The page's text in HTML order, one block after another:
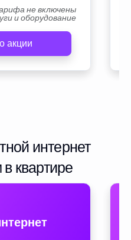
не включены
и оборудование
акции
интернет
квартире